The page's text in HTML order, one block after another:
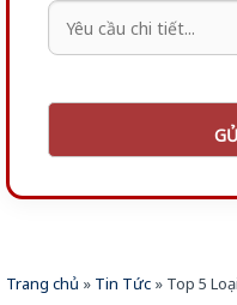
Trang chủ » Tin Tức » Top 5